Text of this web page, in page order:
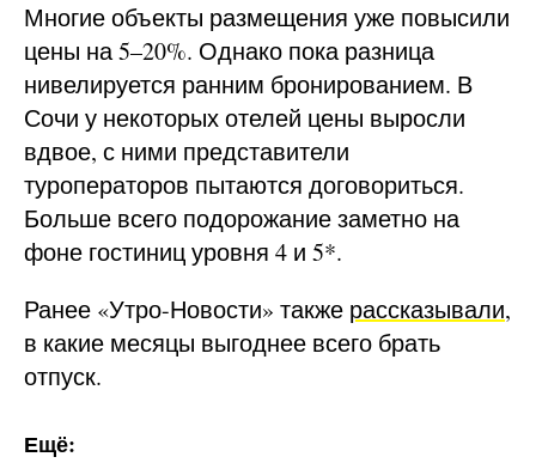
Многие объекты размещения уже повысили
цены на 5–20%. Однако пока разница
нивелируется ранним бронированием. В
Сочи у некоторых отелей цены выросли
вдвое, с ними представители
туроператоров пытаются договориться.
Больше всего подорожание заметно на
фоне гостиниц уровня 4 и 5*.
Ранее «Утро-Новости» также рассказывали,
в какие месяцы выгоднее всего брать
отпуск.